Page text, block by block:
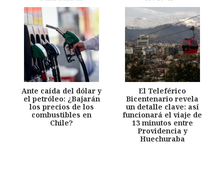
Ante caída del dólar y
el petróleo: ¿Bajarán
los precios de los
combustibles en
Chile?
El Teleférico
Bicentenario revela
un detalle clave: así
funcionará el viaje de
13 minutos entre
Providencia y
Huechuraba